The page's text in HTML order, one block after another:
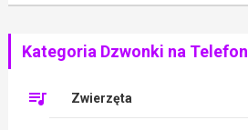
Kategoria Dzwonki na Telefon
Zwierzęta